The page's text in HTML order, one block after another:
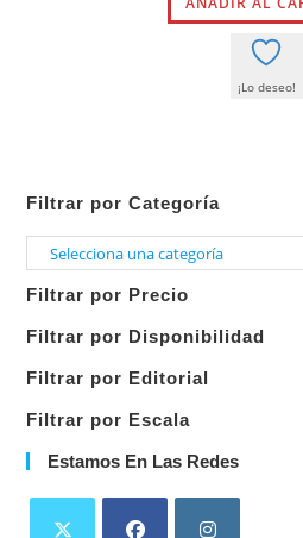
¡Lo deseo!
Filtrar por Categoría
Selecciona
categoría
Filtrar por Precio
Filtrar por Disponibilidad
Filtrar por Editorial
Filtrar por Escala
Estamos En Las Redes